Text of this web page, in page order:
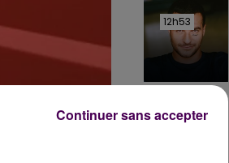
12h53
12h53
A
L'imparfaite
Continuer sans accepter